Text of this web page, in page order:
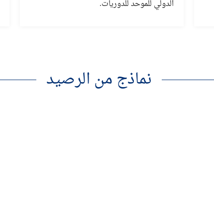
الدولي للموحد للدوريات.
نماذج من الرصيد